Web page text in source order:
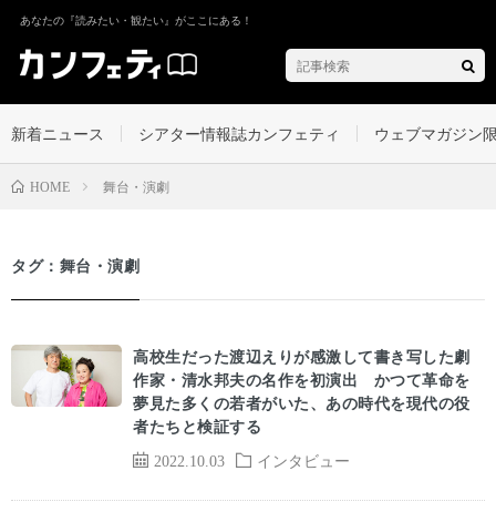
あなたの『読みたい・観たい』がここにある！
新着ニュース シアター情報誌カンフェティ ウェブマガジン
HOME 舞台・演劇
タグ：舞台・演劇
2022.10.03 インタビュー
高校生だった渡辺えりが感激して書き写した劇
作家・清水邦夫の名作を初演出 かつて革命を
夢見た多くの若者がいた、あの時代を現代の役
者たちと検証する